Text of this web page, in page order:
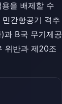
을 배제할 수
간항공기 격추
과 B국 무기제공
위반과 제20조